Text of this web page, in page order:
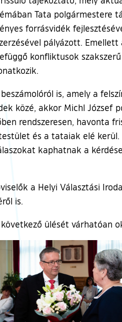
Tata polgármestere
forrásvidék
pályázott.
konfliktusok
is, amely a
közé, akkor Michl József
rendszeresen,
és a tataiak elé
kaphatnak a
a Helyi Választási
is.
ülését várhatóan